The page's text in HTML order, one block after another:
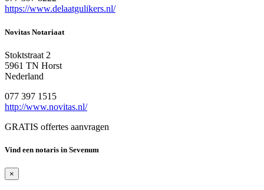
https://www.delaatgulikers.nl/
Novitas Notariaat
Stoktstraat 2
5961 TN Horst
Nederland
077 397 1515
http://www.novitas.nl/
GRATIS offertes aanvragen
Vind een notaris in Sevenum
×